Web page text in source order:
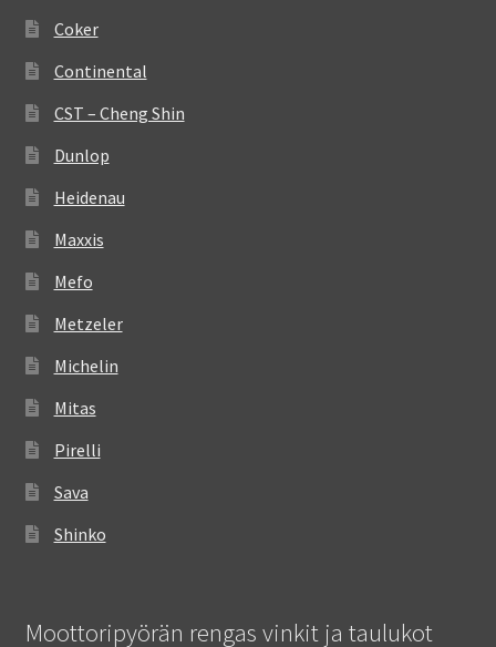
Coker
Continental
CST – Cheng Shin
Dunlop
Heidenau
Maxxis
Mefo
Metzeler
Michelin
Mitas
Pirelli
Sava
Shinko
Moottoripyörän rengas vinkit ja taulukot